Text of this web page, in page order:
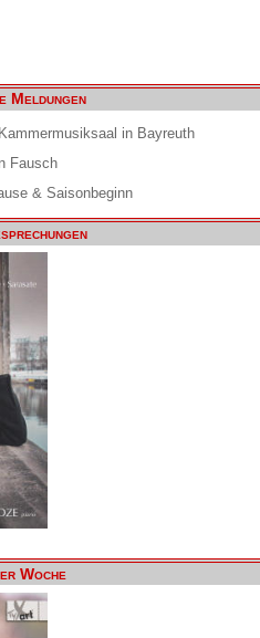
Meldungen
in Bayreuth
Fausch
& Saisonbeginn
Woche